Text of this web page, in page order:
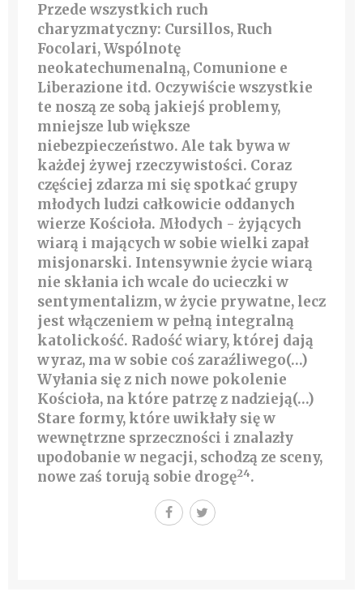
Przede wszystkich ruch
charyzmatyczny: Cursillos, Ruch
Focolari, Wspólnotę
neokatechumenalną, Comunione e
Liberazione itd. Oczywiście wszystkie
te noszą ze sobą jakiejś problemy,
mniejsze lub większe
niebezpieczeństwo. Ale tak bywa w
każdej żywej rzeczywistości. Coraz
częściej zdarza mi się spotkać grupy
młodych ludzi całkowicie oddanych
wierze Kościoła. Młodych - żyjących
wiarą i mających w sobie wielki zapał
misjonarski. Intensywnie życie wiarą
nie skłania ich wcale do ucieczki w
sentymentalizm, w życie prywatne, lecz
jest włączeniem w pełną integralną
katolickość. Radość wiary, której dają
wyraz, ma w sobie coś zaraźliwego(…)
Wyłania się z nich nowe pokolenie
Kościoła, na które patrzę z nadzieją(…)
Stare formy, które uwikłały się w
wewnętrzne sprzeczności i znalazły
upodobanie w negacji, schodzą ze sceny,
nowe zaś torują sobie drogę24.